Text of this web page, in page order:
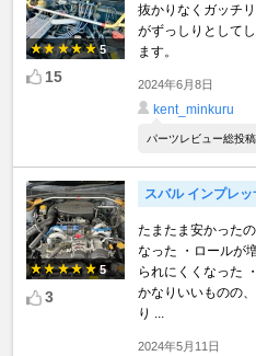
5
15
抜かりなくガッチ
がずっしりとして
ます。
2024年6月8日
kent_minkuru
パーツレビュー総投
5
3
スバル インプレ
たまたま安かった
なった ・ロールが
られにくくなった
かなりいいものの
り ...
2024年5月11日